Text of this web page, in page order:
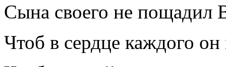
Сына своего не пощадил
Чтоб в сердце каждого